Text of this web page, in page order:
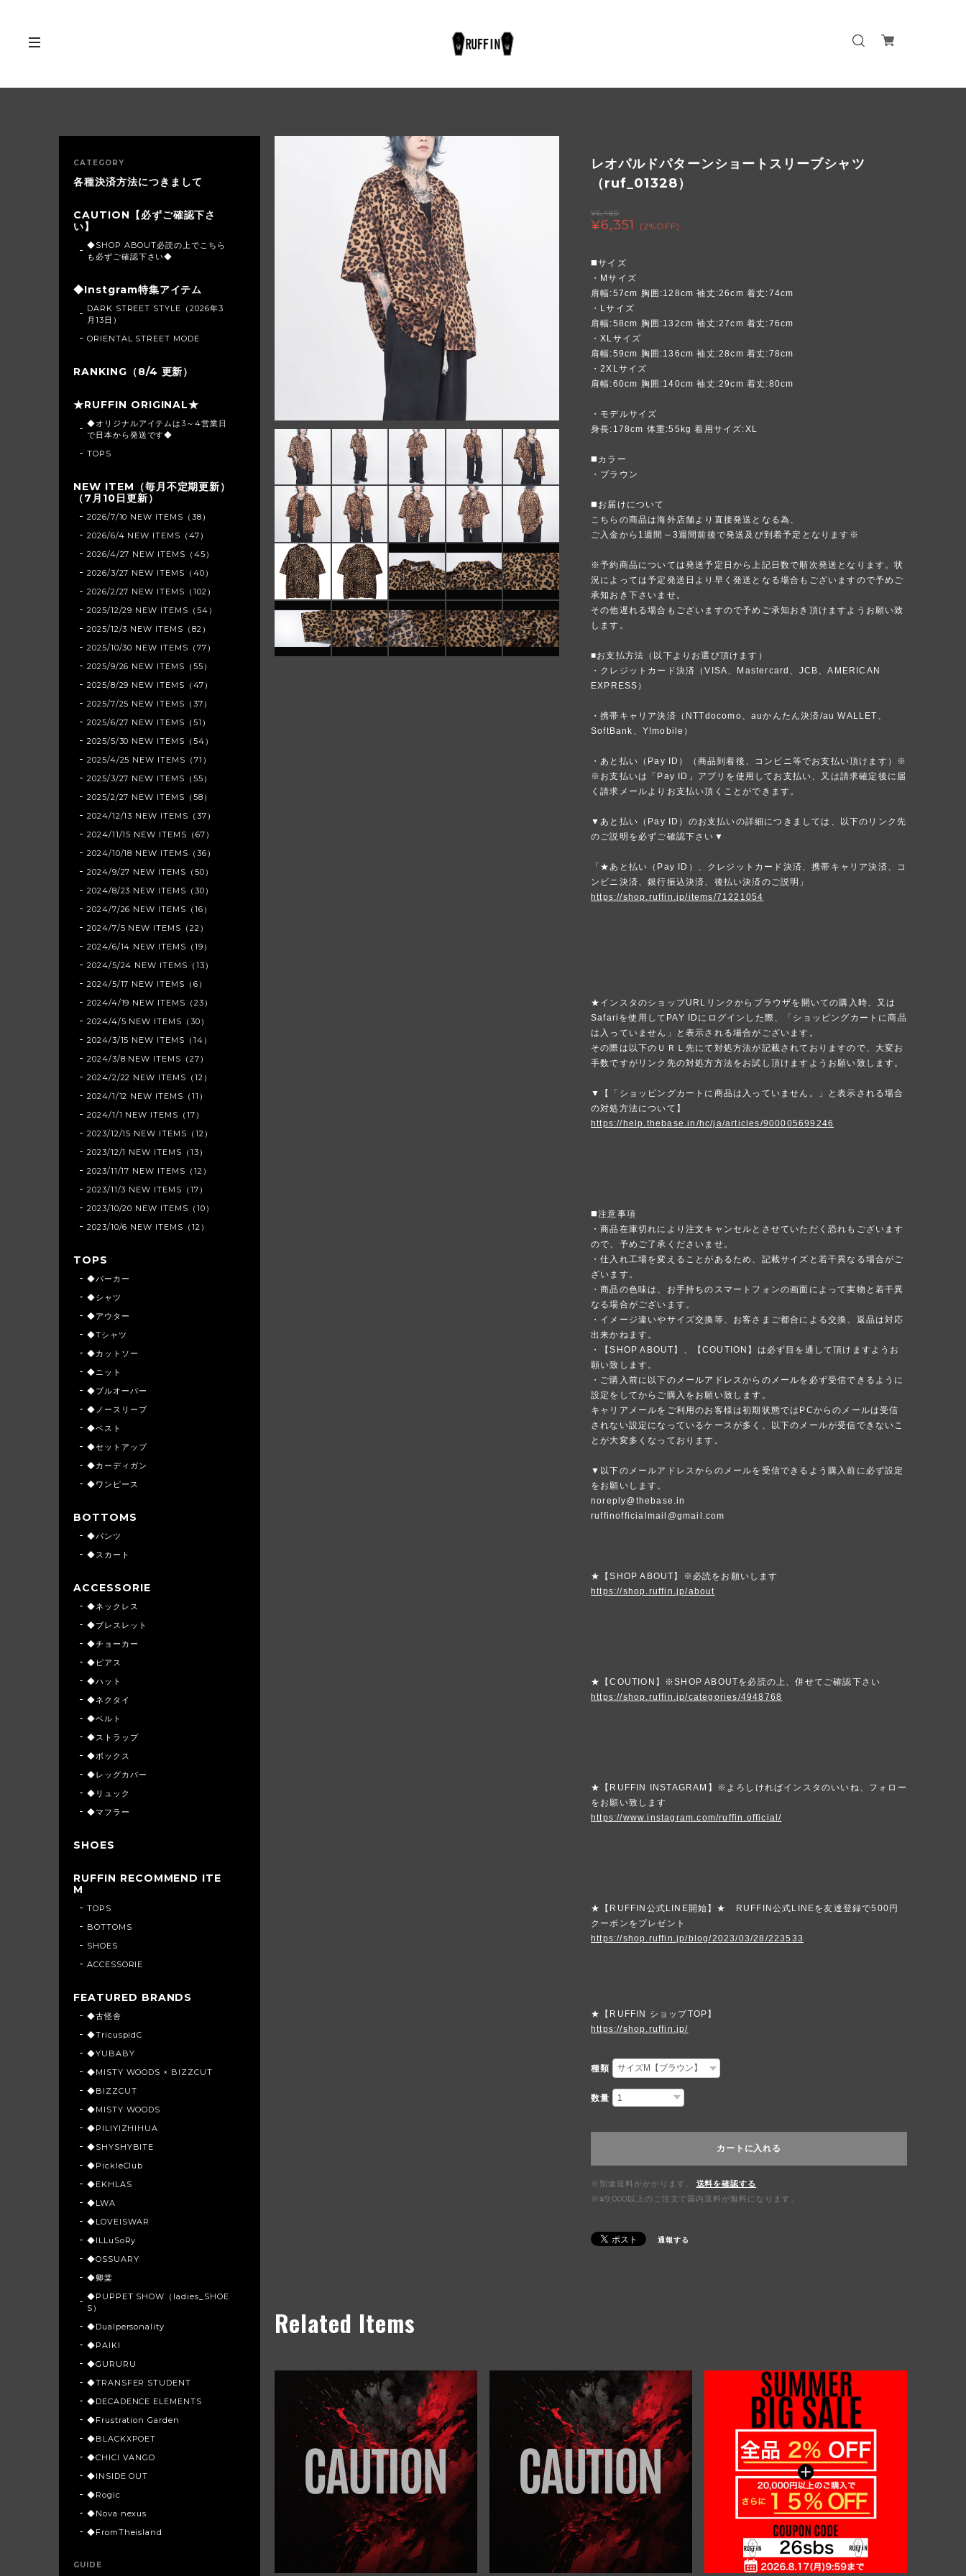
レオパルドパターンショートスリーブシャツ
（ruf_01328）
¥6,480
¥6,351 (2%OFF)
◼️サイズ
・Mサイズ
肩幅:57cm 胸囲:128cm 袖丈:26cm 着丈:74cm
・Lサイズ
肩幅:58cm 胸囲:132cm 袖丈:27cm 着丈:76cm
・XLサイズ
肩幅:59cm 胸囲:136cm 袖丈:28cm 着丈:78cm
・2XLサイズ
肩幅:60cm 胸囲:140cm 袖丈:29cm 着丈:80cm
・モデルサイズ
身長:178cm 体重:55kg 着用サイズ:XL
◼️カラー
・ブラウン
◼️お届けについて
こちらの商品は海外店舗より直接発送となる為、
ご入金から1週間～3週間前後で発送及び到着予定となります※
※予約商品については発送予定日から上記日数で順次発送となります。状
況によっては予定発送日より早く発送となる場合もございますので予めご
承知おき下さいませ。
その他遅れる場合もございますので予めご承知おき頂けますようお願い致
します。
■お支払方法（以下よりお選び頂けます）
・クレジットカード決済（VISA、Mastercard、JCB、AMERICAN
EXPRESS）
・携帯キャリア決済（NTTdocomo、auかんたん決済/au WALLET、
SoftBank、Y!mobile）
・あと払い（Pay ID）（商品到着後、コンビニ等でお支払い頂けます）※
※お支払いは「Pay ID」アプリを使用してお支払い、又は請求確定後に届
く請求メールよりお支払い頂くことができます。
▼あと払い（Pay ID）のお支払いの詳細につきましては、以下のリンク先
のご説明を必ずご確認下さい▼
「★あと払い（Pay ID）、クレジットカード決済、携帯キャリア決済、コ
ンビニ決済、銀行振込決済、後払い決済のご説明」
https://shop.ruffin.jp/items/71221054
★インスタのショップURLリンクからブラウザを開いての購入時、又は
Safariを使用してPAY IDにログインした際、「ショッピングカートに商品
は入っていません」と表示される場合がございます。
その際は以下のＵＲＬ先にて対処方法が記載されておりますので、大変お
手数ですがリンク先の対処方方法をお試し頂けますようお願い致します。
▼【「ショッピングカートに商品は入っていません。」と表示される場合
の対処方法について】
https://help.thebase.in/hc/ja/articles/900005699246
◼️注意事項
・商品在庫切れにより注文キャンセルとさせていただく恐れもございます
ので、予めご了承くださいませ。
・仕入れ工場を変えることがあるため、記載サイズと若干異なる場合がご
ざいます。
・商品の色味は、お手持ちのスマートフォンの画面によって実物と若干異
なる場合がございます。
・イメージ違いやサイズ交換等、お客さまご都合による交換、返品は対応
出来かねます。
・【SHOP ABOUT】、【COUTION】は必ず目を通して頂けますようお
願い致します。
・ご購入前に以下のメールアドレスからのメールを必ず受信できるように
設定をしてからご購入をお願い致します。
キャリアメールをご利用のお客様は初期状態ではPCからのメールは受信
されない設定になっているケースが多く、以下のメールが受信できないこ
とが大変多くなっております。
▼以下のメールアドレスからのメールを受信できるよう購入前に必ず設定
をお願いします。
noreply@thebase.in
ruffinofficialmail@gmail.com
★【SHOP ABOUT】※必読をお願いします
https://shop.ruffin.jp/about
★【COUTION】※SHOP ABOUTを必読の上、併せてご確認下さい
https://shop.ruffin.jp/categories/4948768
★【RUFFIN INSTAGRAM】※よろしければインスタのいいね、フォロー
をお願い致します
https://www.instagram.com/ruffin.official/
★【RUFFIN公式LINE開始】★ RUFFIN公式LINEを友達登録で500円
クーポンをプレゼント
https://shop.ruffin.jp/blog/2023/03/28/223533
★【RUFFIN ショップTOP】
https://shop.ruffin.jp/
種類
数量
カートに入れる
※別途送料がかかります。
送料を確認する
※¥9,000以上のご注文で国内送料が無料になります。
通報する
Related Items
CATEGORY
各種決済方法につきまして
CAUTION【必ずご確認下さ
い】
◆SHOP ABOUT必読の上でこちら
も必ずご確認下さい◆
◆Instgram特集アイテム
DARK STREET STYLE（2026年3
月13日）
ORIENTAL STREET MODE
RANKING（8/4 更新）
★RUFFIN ORIGINAL★
◆オリジナルアイテムは3～4営業日
で日本から発送です◆
TOPS
NEW ITEM（毎月不定期更新）
（7月10日更新）
2026/7/10 NEW ITEMS（38）
2026/6/4 NEW ITEMS（47）
2026/4/27 NEW ITEMS（45）
2026/3/27 NEW ITEMS（40）
2026/2/27 NEW ITEMS（102）
2025/12/29 NEW ITEMS（54）
2025/12/3 NEW ITEMS（82）
2025/10/30 NEW ITEMS（77）
2025/9/26 NEW ITEMS（55）
2025/8/29 NEW ITEMS（47）
2025/7/25 NEW ITEMS（37）
2025/6/27 NEW ITEMS（51）
2025/5/30 NEW ITEMS（54）
2025/4/25 NEW ITEMS（71）
2025/3/27 NEW ITEMS（55）
2025/2/27 NEW ITEMS（58）
2024/12/13 NEW ITEMS（37）
2024/11/15 NEW ITEMS（67）
2024/10/18 NEW ITEMS（36）
2024/9/27 NEW ITEMS（50）
2024/8/23 NEW ITEMS（30）
2024/7/26 NEW ITEMS（16）
2024/7/5 NEW ITEMS（22）
2024/6/14 NEW ITEMS（19）
2024/5/24 NEW ITEMS（13）
2024/5/17 NEW ITEMS（6）
2024/4/19 NEW ITEMS（23）
2024/4/5 NEW ITEMS（30）
2024/3/15 NEW ITEMS（14）
2024/3/8 NEW ITEMS（27）
2024/2/22 NEW ITEMS（12）
2024/1/12 NEW ITEMS（11）
2024/1/1 NEW ITEMS（17）
2023/12/15 NEW ITEMS（12）
2023/12/1 NEW ITEMS（13）
2023/11/17 NEW ITEMS（12）
2023/11/3 NEW ITEMS（17）
2023/10/20 NEW ITEMS（10）
2023/10/6 NEW ITEMS（12）
TOPS
◆パーカー
◆シャツ
◆アウター
◆Tシャツ
◆カットソー
◆ニット
◆プルオーバー
◆ノースリーブ
◆ベスト
◆セットアップ
◆カーディガン
◆ワンピース
BOTTOMS
◆パンツ
◆スカート
ACCESSORIE
◆ネックレス
◆ブレスレット
◆チョーカー
◆ピアス
◆ハット
◆ネクタイ
◆ベルト
◆ストラップ
◆ボックス
◆レッグカバー
◆リュック
◆マフラー
SHOES
RUFFIN RECOMMEND ITE
M
TOPS
BOTTOMS
SHOES
ACCESSORIE
FEATURED BRANDS
◆古怪舍
◆TricuspidC
◆YUBABY
◆MISTY WOODS × BIZZCUT
◆BIZZCUT
◆MISTY WOODS
◆PILIYIZHIHUA
◆SHYSHYBITE
◆PickleClub
◆EKHLAS
◆LWA
◆LOVEISWAR
◆ILLuSoRy
◆OSSUARY
◆卿棠
◆PUPPET SHOW（ladies_SHOE
S）
◆Dualpersonality
◆PAIKI
◆GURURU
◆TRANSFER STUDENT
◆DECADENCE ELEMENTS
◆Frustration Garden
◆BLACKXPOET
◆CHICI VANGO
◆INSIDE OUT
◆Rogic
◆Nova nexus
◆FromTheisland
GUIDE